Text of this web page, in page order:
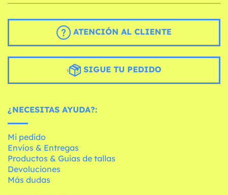
ATENCIÓN AL CLIENTE
SIGUE TU PEDIDO
¿NECESITAS AYUDA?:
Mi pedido
Envíos & Entregas
Productos & Guías de tallas
Devoluciones
Más dudas